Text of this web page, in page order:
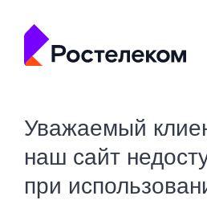
Уважаемый
наш сайт
при